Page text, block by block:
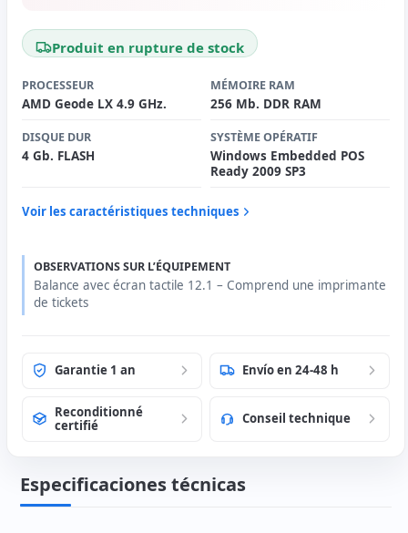
Produit en rupture de stock
PROCESSEUR
AMD Geode LX 4.9 GHz.
MÉMOIRE RAM
256 Mb. DDR RAM
DISQUE DUR
4 Gb. FLASH
SYSTÈME OPÉRATIF
Windows Embedded POS
Ready 2009 SP3
Voir les caractéristiques techniques
OBSERVATIONS SUR L’ÉQUIPEMENT
Balance avec écran tactile 12.1 – Comprend une imprimante
de tickets
Garantie 1 an Envío en 24-48 h
Reconditionné
certifié
Conseil technique
Especificaciones técnicas